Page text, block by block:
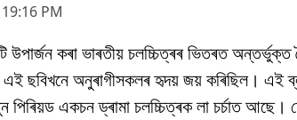
PM
উপাৰ্জন কৰা ভাৰতীয় চলচ্চিত্ৰৰ ভিতৰত
ছবিখনে অনুৰাগীসকলৰ হৃদয় জয় কৰিছিল। এই
একচন ড্ৰামা চলচ্চিত্ৰক লা চৰ্চাত আছে।